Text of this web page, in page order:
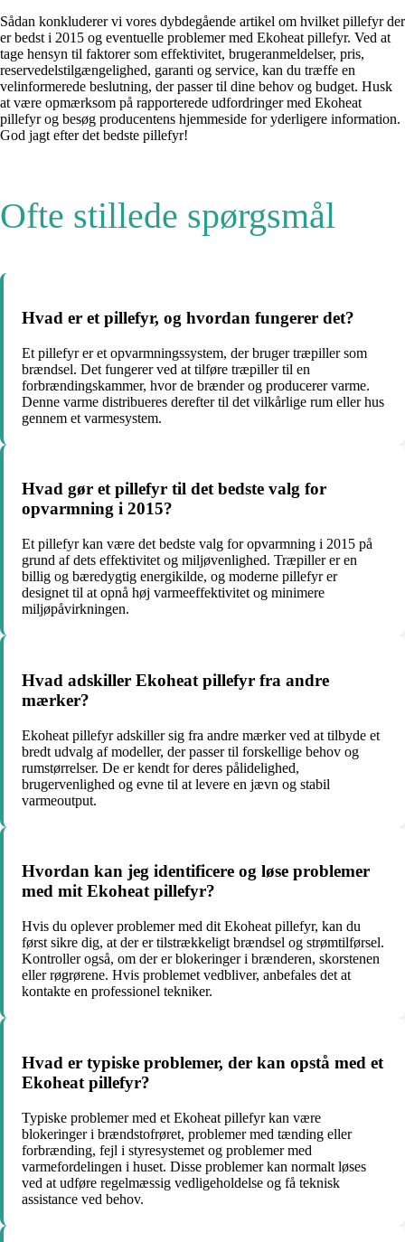
Sådan konkluderer vi vores dybdegående artikel om hvilket pillefyr der
er bedst i 2015 og eventuelle problemer med Ekoheat pillefyr. Ved at
tage hensyn til faktorer som effektivitet, brugeranmeldelser, pris,
reservedelstilgængelighed, garanti og service, kan du træffe en
velinformerede beslutning, der passer til dine behov og budget. Husk
at være opmærksom på rapporterede udfordringer med Ekoheat
pillefyr og besøg producentens hjemmeside for yderligere information.
God jagt efter det bedste pillefyr!
Ofte stillede spørgsmål
Hvad er et pillefyr, og hvordan fungerer det?
Et pillefyr er et opvarmningssystem, der bruger træpiller som
brændsel. Det fungerer ved at tilføre træpiller til en
forbrændingskammer, hvor de brænder og producerer varme.
Denne varme distribueres derefter til det vilkårlige rum eller hus
gennem et varmesystem.
Hvad gør et pillefyr til det bedste valg for
opvarmning i 2015?
Et pillefyr kan være det bedste valg for opvarmning i 2015 på
grund af dets effektivitet og miljøvenlighed. Træpiller er en
billig og bæredygtig energikilde, og moderne pillefyr er
designet til at opnå høj varmeeffektivitet og minimere
miljøpåvirkningen.
Hvad adskiller Ekoheat pillefyr fra andre
mærker?
Ekoheat pillefyr adskiller sig fra andre mærker ved at tilbyde et
bredt udvalg af modeller, der passer til forskellige behov og
rumstørrelser. De er kendt for deres pålidelighed,
brugervenlighed og evne til at levere en jævn og stabil
varmeoutput.
Hvordan kan jeg identificere og løse problemer
med mit Ekoheat pillefyr?
Hvis du oplever problemer med dit Ekoheat pillefyr, kan du
først sikre dig, at der er tilstrækkeligt brændsel og strømtilførsel.
Kontroller også, om der er blokeringer i brænderen, skorstenen
eller røgrørene. Hvis problemet vedbliver, anbefales det at
kontakte en professionel tekniker.
Hvad er typiske problemer, der kan opstå med et
Ekoheat pillefyr?
Typiske problemer med et Ekoheat pillefyr kan være
blokeringer i brændstofrøret, problemer med tænding eller
forbrænding, fejl i styresystemet og problemer med
varmefordelingen i huset. Disse problemer kan normalt løses
ved at udføre regelmæssig vedligeholdelse og få teknisk
assistance ved behov.